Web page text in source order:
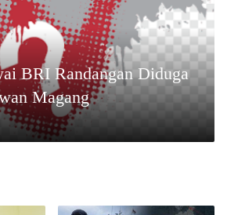
BRI Randangan Diduga
Magang